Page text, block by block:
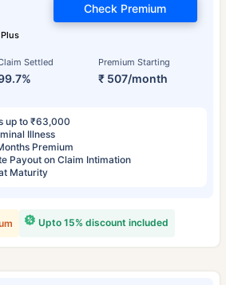
Settled Premium Starting
₹ 507/month
Check Premium
up to ₹63,000
Illness
Premium
Payout on Claim Intimation
Maturity
Upto 15% discount included